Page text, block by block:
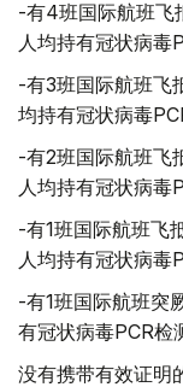
-有4班国际航班飞
人均持有冠状病毒
-有3班国际航班飞
均持有冠状病毒
-有2班国际航班飞
人均持有冠状病毒
-有1班国际航班飞
人均持有冠状病毒
-有1班国际航班突
有冠状病毒PCR检
没有携带有效证明